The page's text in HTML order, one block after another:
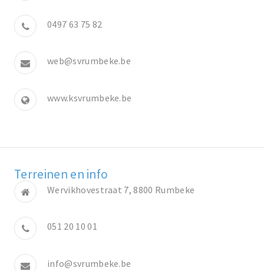
0497 63 75 82
web@svrumbeke.be
www.ksvrumbeke.be
Terreinen en info
Wervikhovestraat 7, 8800 Rumbeke
051 20 10 01
info@svrumbeke.be